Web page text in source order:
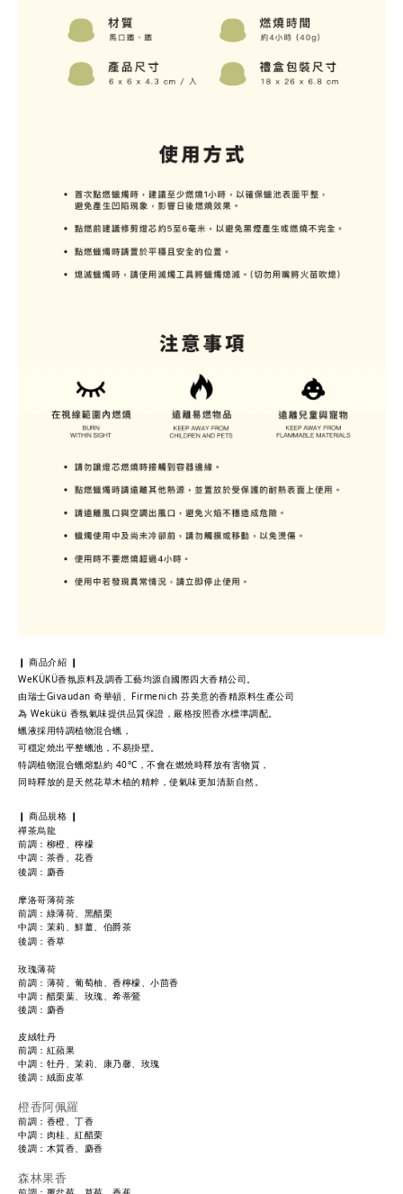
❙ 商品介紹 ❙
WeKÜKÜ香氛原料及調香工藝均源自國際四大香精公司。
由瑞士Givaudan 奇華頓、Firmenich 芬美意的香精原料生產公司
為 Wekükü 香氛氣味提供品質保證，嚴格按照香水標準調配。
蠟液採用特調植物混合蠟，
可穩定燒出平整蠟池，不易掛壁。
特調植物混合蠟熔點約 40°C，不會在燃燒時釋放有害物質，
同時釋放的是天然花草木植的精粹，使氣味更加清新自然。
❙ 商品規格 ❙
禪茶烏龍
前調：柳橙、檸檬
中調：茶香、花香
後調：麝香
摩洛哥薄荷茶
前調： 綠薄荷、黑醋栗
中調： 茉莉、鮮薑、伯爵茶
後調： 香草
玫瑰薄荷
前調： 薄荷、葡萄柚、 香檸檬、小茴香
中調： 醋栗葉、玫瑰、 希蒂鶯
後調： 麝香
皮絨牡丹
前調： 紅蘋果
中調： 牡丹、茉莉、
康乃馨、玫瑰
後調： 絨面皮革
橙香阿佩羅
前調： 香橙、丁香
中調： 肉桂、紅醋栗
後調： 木質香、麝香
森林果香